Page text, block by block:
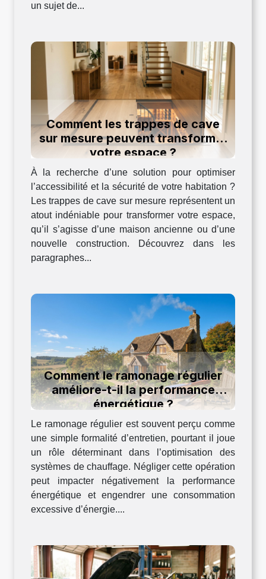
un sujet de...
Comment les trappes de cave
sur mesure peuvent transformer
votre espace ?
À la recherche d’une solution pour optimiser
l’accessibilité et la sécurité de votre habitation ?
Les trappes de cave sur mesure représentent un
atout indéniable pour transformer votre espace,
qu’il s’agisse d’une maison ancienne ou d’une
nouvelle construction. Découvrez dans les
paragraphes...
Comment le ramonage régulier
améliore-t-il la performance
énergétique ?
Le ramonage régulier est souvent perçu comme
une simple formalité d’entretien, pourtant il joue
un rôle déterminant dans l’optimisation des
systèmes de chauffage. Négliger cette opération
peut impacter négativement la performance
énergétique et engendrer une consommation
excessive d’énergie....